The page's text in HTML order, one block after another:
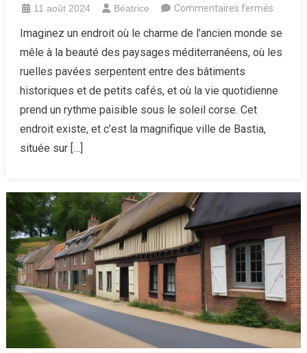
11 août 2024 Béatrice Commentaires fermés
perle
de
Imaginez un endroit où le charme de l’ancien monde se
mêle à la beauté des paysages méditerranéens, où les
ruelles pavées serpentent entre des bâtiments
historiques et de petits cafés, et où la vie quotidienne
prend un rythme paisible sous le soleil corse. Cet
endroit existe, et c’est la magnifique ville de Bastia,
située sur […]